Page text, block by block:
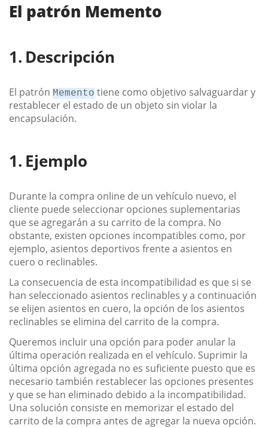
El patrón Memento
Descripción
El patrón Memento tiene como objetivo salvaguardar y
restablecer el estado de un objeto sin violar la
encapsulación.
Ejemplo
Durante la compra online de un vehículo nuevo, el
cliente puede seleccionar opciones suplementarias
que se agregarán a su carrito de la compra. No
obstante, existen opciones incompatibles como, por
ejemplo, asientos deportivos frente a asientos en
cuero o reclinables.
La consecuencia de esta incompatibilidad es que si se
han seleccionado asientos reclinables y a continuación
se elijen asientos en cuero, la opción de los asientos
reclinables se elimina del carrito de la compra.
Queremos incluir una opción para poder anular la
última operación realizada en el vehículo. Suprimir la
última opción agregada no es suficiente puesto que es
necesario también restablecer las opciones presentes
y que se han eliminado debido a la incompatibilidad.
Una solución consiste en memorizar el estado del
carrito de la compra antes de agregar la nueva opción.